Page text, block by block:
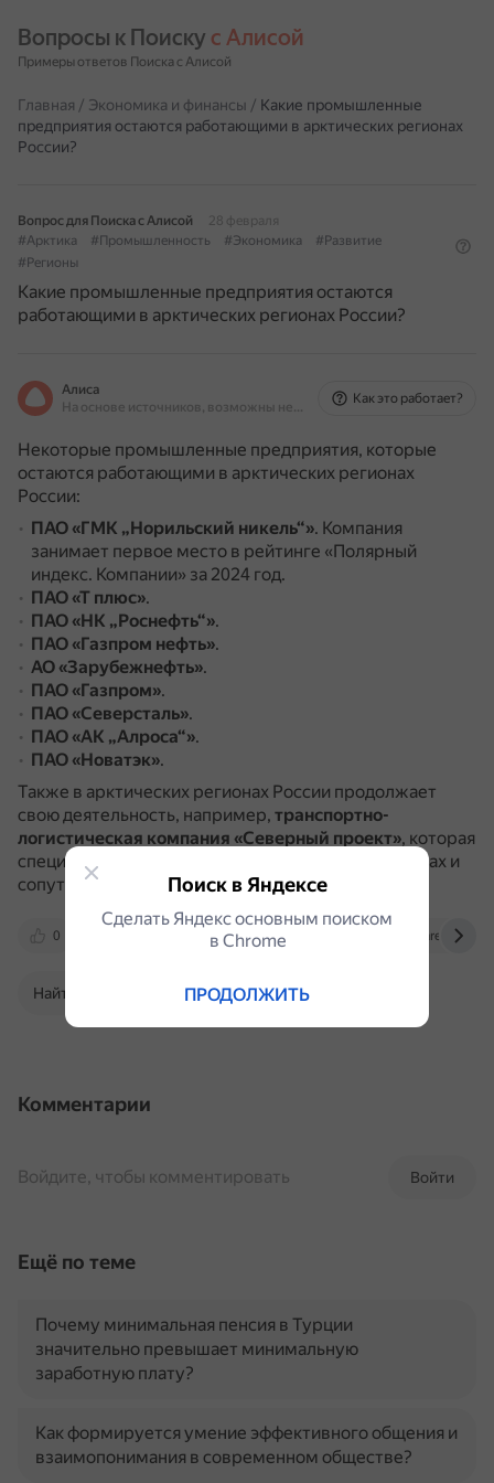
Вопросы к Поиску с Алисой
Примеры ответов Поиска с Алисой
Главная / Экономика и финансы / Какие промышленные
предприятия остаются работающими в арктических регионах
России?
Вопрос для Поиска с Алисой
28 февраля
#Арктика
#Промышленность #Экономика
#Развитие
#Регионы
Какие промышленные предприятия остаются
работающими в арктических регионах России?
Алиса
На основе источников, возможны неточности
Как это работает?
Некоторые промышленные предприятия, которые
остаются работающими в арктических регионах
России:
ПАО «ГМК „Норильский никель“». Компания
занимает первое место в рейтинге «Полярный
индекс. Компании» за 2024 год.
ПАО «Т плюс».
ПАО «НК „Роснефть“».
ПАО «Газпром нефть».
АО «Зарубежнефть».
ПАО «Газпром».
ПАО «Северсталь».
ПАО «АК „Алроса“».
ПАО «Новатэк».
Также в арктических регионах России продолжает
свою деятельность, например, транспортно-
логистическая компания «Северный проект», которая
специализируется на арктических грузоперевозках и
сопутствующих услугах.
0 polarindex.ru karel.mk.ru
Найти в Поиске
Комментарии
Войти
Войдите, чтобы комментировать
Ещё по теме
Почему минимальная пенсия в Турции
значительно превышает минимальную
заработную плату?
Как формируется умение эффективного общения и
взаимопонимания в современном обществе?
Поиск в Яндексе
Сделать Яндекс основным поиском
в Сhrome
ПРОДОЛЖИТЬ